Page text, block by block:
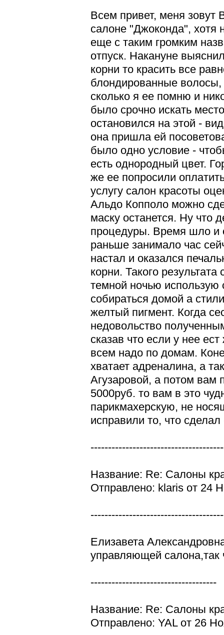
Всем привет, меня зовут
салоне "Джоконда", хотя
еще с таким громким
отпуск. Накануне
корни то красить все
блондированные волосы,
сколько я ее помню и
было срочно искать
остановился на этой -
она пришла ей
было одно условие -
есть однородный цвет.
же ее попросили
услугу салон красоты
Альдо Копполо можно
маску останется. Ну что
процедуры. Время шло и
раньше занимало час
настал и оказался
корни. Такого
темной ночью использую
собираться домой а
желтый пигмент. Когда
недовольство
сказав что если у нее
всем надо по домам.
хватает адреналина, а
Агузаровой, а потом вам
5000руб. то вам в это
парикмахерскую, не
исправили то, что
Название: Re: Салоны
Отправлено: klaris от 24
Елизавета
управляющей
------------------------------------
Название: Re: Салоны
Отправлено: YAL от 26